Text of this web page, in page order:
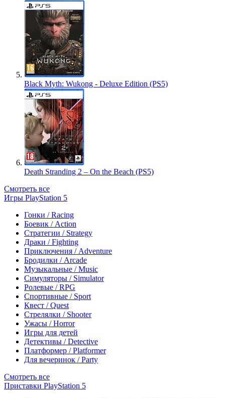
Black Myth: Wukong - Deluxe Edition (PS5)
Death Stranding 2 – On the Beach (PS5)
Смотреть все
Игры PlayStation 5
Гонки / Racing
Боевик / Action
Стратегии / Strategy
Драки / Fighting
Приключения / Adventure
Бродилки / Arcade
Музыкальные / Music
Симуляторы / Simulator
Ролевые / RPG
Спортивные / Sport
Квест / Quest
Стрелялки / Shooter
Ужасы / Horror
Игры для детей
Детективы / Detective
Платформер / Platformer
Для вечеринок / Party
Смотреть все
Приставки PlayStation 5